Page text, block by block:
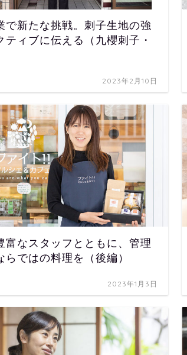
で新たな挑戦。刺子生地の強
ティブに伝える（九櫻刺子・
2023年2月10日
富なスタッフとともに、管理
らではの料理を（後編）
2023年1月3日